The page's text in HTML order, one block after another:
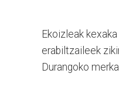
Ekoizleak
erabiltzaileek
Durangoko